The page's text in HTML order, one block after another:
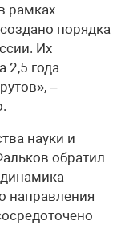
рамках
порядка
Их
2,5 года
–
науки и
обратил
направления